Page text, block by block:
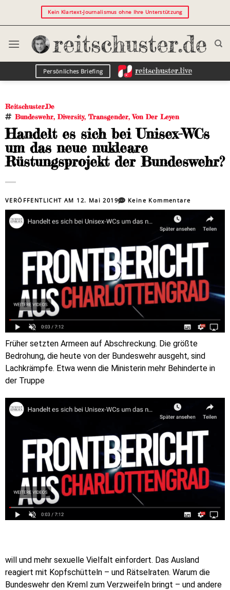
Kein Klartext-Journalismus ohne Ihre Unterstützung
Persönliches Briefing
Reitschuster.de
Bundeswehr,Diversity, Transgender,Von Der Leyen
Handelt es sich bei Unisex-WCs
um das neue nukleare
Rüstungsprojekt der Bundeswehr?
VERÖFFENTLICHT AM 12. Mai 2019 Keine Kommentare
Früher setzten Armeen auf Abschreckung. Die größte
Bedrohung, die heute von der Bundeswehr ausgeht, sind
Lachkrämpfe. Etwa wenn die Ministerin mehr Behinderte in
der Truppe
will und mehr sexuelle Vielfalt einfordert. Das Ausland
reagiert mit Kopfschütteln – und Rätselraten. Warum die
Bundeswehr den Kreml zum Verzweifeln bringt – und andere